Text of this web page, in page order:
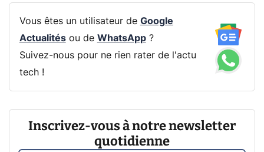
Vous êtes un utilisateur de Google
Actualitésou de WhatsApp?
Suivez-nous pour ne rien rater de l'actu
tech !
Inscrivez-vous à notre newsletter
quotidienne